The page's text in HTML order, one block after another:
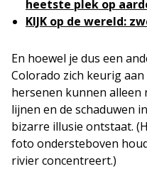
heetste plek op
KIJK op de wereld:
En hoewel je dus een
Colorado zich keurig
hersenen kunnen alleen
lijnen en de schaduwen
bizarre illusie ontstaat.
foto ondersteboven
rivier concentreert.)